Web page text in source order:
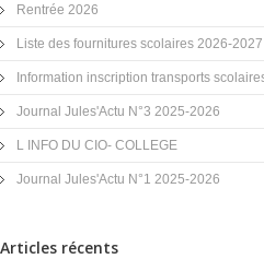
Rentrée 2026
Liste des fournitures scolaires 2026-2027
Information inscription transports
Journal Jules'Actu N°3 2025-2026
L INFO DU CIO- COLLEGE
Journal Jules'Actu N°1 2025-2026
Articles récents